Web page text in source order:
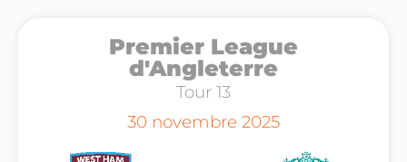
Premier League
d'Angleterre
Tour 13
30 novembre 2025